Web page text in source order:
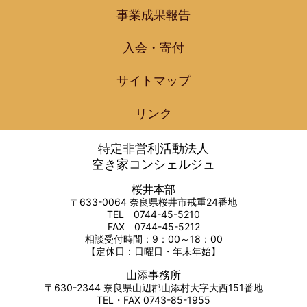
事業成果報告
入会・寄付
サイトマップ
リンク
特定非営利活動法人
空き家コンシェルジュ
桜井本部
〒633-0064 奈良県桜井市戒重24番地
TEL 0744-45-5210
FAX 0744-45-5212
相談受付時間：9：00～18：00
【定休日：日曜日・年末年始】
山添事務所
〒630-2344 奈良県山辺郡山添村大字大西151番地
TEL・FAX 0743-85-1955